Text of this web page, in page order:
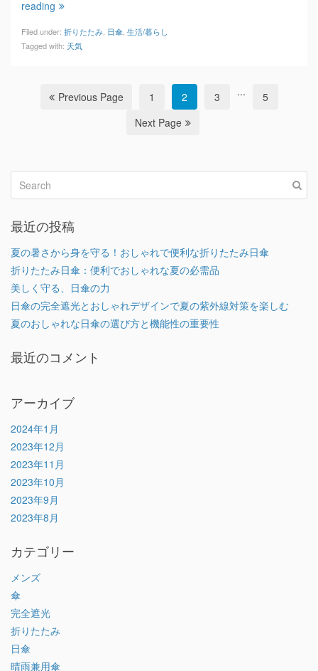
reading
Filed under: 折りたたみ 日傘 生活/暮らし
Tagged with: 天気
Previous Page 1 2 3 ...
5
Next Page
最近の投稿
夏の暑さから身を守る！おしゃれで便利な折りたたみ日傘
折りたたみ日傘：便利でおしゃれな夏の必需品
美しく守る、日傘の力
日傘の完全遮光とおしゃれデザインで夏の紫外線対策を楽しむ
夏のおしゃれな日傘の選び方と機能性の重要性
最近のコメント
アーカイブ
2024年1月
2023年12月
2023年11月
2023年10月
2023年9月
2023年8月
カテゴリー
メンズ
傘
完全遮光
折りたたみ
日傘
晴雨兼用傘